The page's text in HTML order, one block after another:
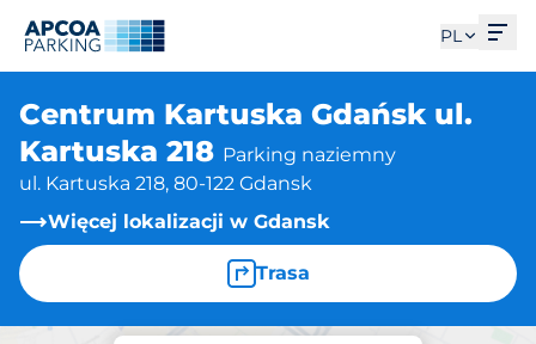
PL
Centrum Kartuska Gdańsk ul.
Kartuska 218 Parking naziemny
ul. Kartuska 218, 80-122 Gdansk
Więcej lokalizacji w Gdansk
Trasa